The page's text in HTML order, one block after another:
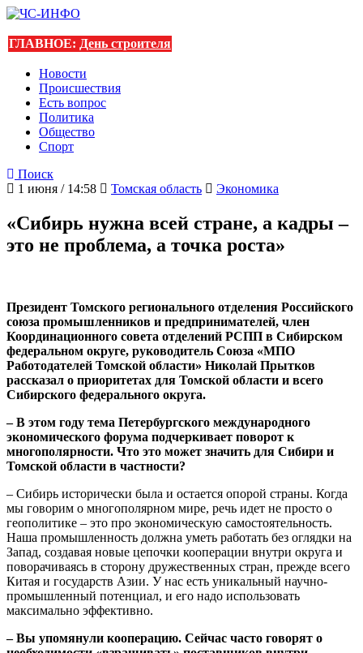
ГЛАВНОЕ: День строителя
Новости
Происшествия
Есть вопрос
Политика
Общество
Спорт
Поиск
1 июня / 14:58
Томская область Экономика
«Сибирь нужна всей стране, а кадры –
это не проблема, а точка роста»
Президент Томского регионального отделения Российского
союза промышленников и предпринимателей, член
Координационного совета отделений РСПП в Сибирском
федеральном округе, руководитель Союза «МПО
Работодателей Томской области» Николай Прытков
рассказал о приоритетах для Томской области и всего
Сибирского федерального округа.
– В этом году тема Петербургского международного
экономического форума подчеркивает поворот к
многополярности. Что это может значить для Сибири и
Томской области в частности?
– Сибирь исторически была и остается опорой страны. Когда
мы говорим о многополярном мире, речь идет не просто о
геополитике – это про экономическую самостоятельность.
Наша промышленность должна уметь работать без оглядки на
Запад, создавая новые цепочки кооперации внутри округа и
поворачиваясь в сторону дружественных стран, прежде всего
Китая и государств Азии. У нас есть уникальный научно-
промышленный потенциал, и его надо использовать
максимально эффективно.
– Вы упомянули кооперацию. Сейчас часто говорят о